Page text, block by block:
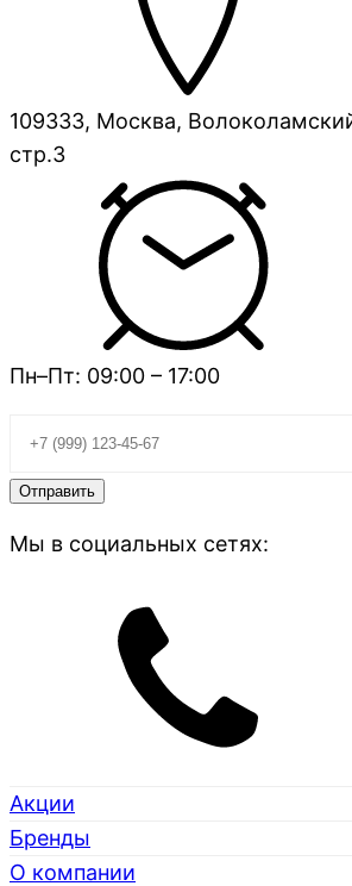
109333, Москва,
стр.3
Пн–Пт: 09:00 – 17:00
Мы в социальных сетях:
Акции
Бренды
О компании